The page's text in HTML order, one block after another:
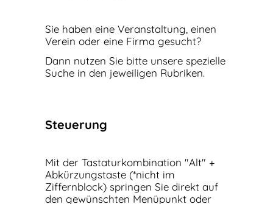
Sie haben eine Veranstaltung, einen
Verein oder eine Firma gesucht?
Dann nutzen Sie bitte unsere spezielle
Suche in den jeweiligen Rubriken.
Steuerung
Mit der Tastaturkombination "Alt" +
Abkürzungstaste (*nicht im
Ziffernblock) springen Sie direkt auf
den gewünschten Menüpunkt oder